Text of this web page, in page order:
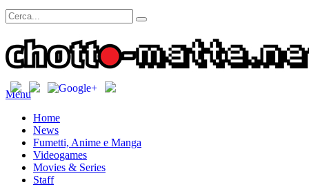
Menu
Home
News
Fumetti, Anime e Manga
Videogames
Movies & Series
Staff